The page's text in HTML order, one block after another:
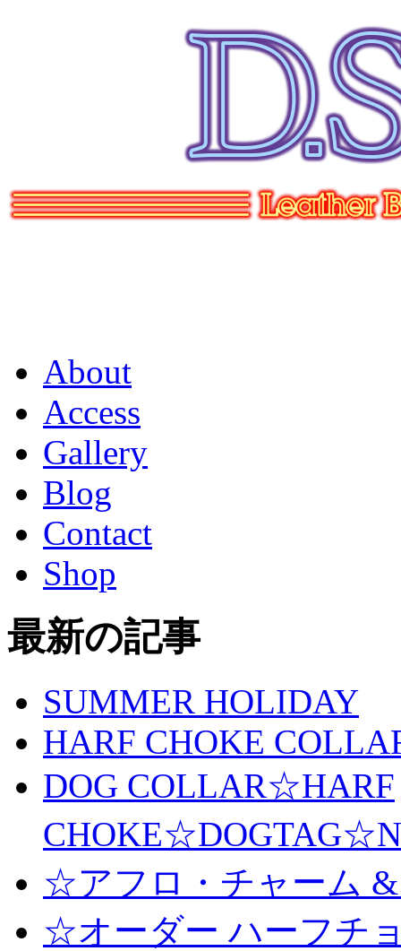
About
Access
Gallery
Blog
Contact
Shop
最新の記事
SUMMER HOLIDAY
HARF CHOKE
DOG COLLAR☆HARF
☆アフロ・チャーム
☆オーダー ハーフチ